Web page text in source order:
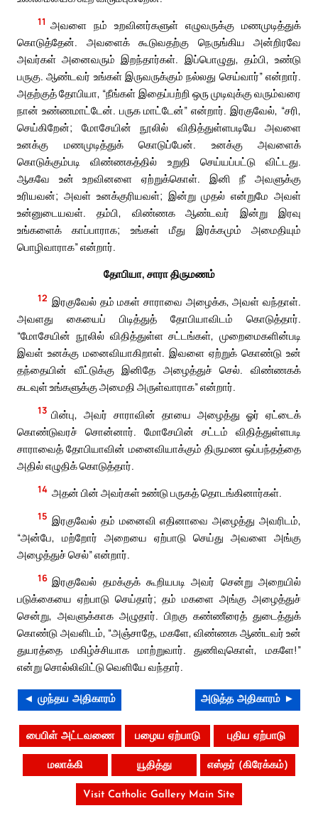
11 அவளை நம் உறவினர்களுள் எழுவருக்கு மணமுடித்துக்
கொடுத்தேன். அவளைக் கூடுவதற்கு நெருங்கிய அன்றிரவே
அவர்கள் அனைவரும் இறந்தார்கள். இப்பொழுது, தம்பி, உண்டு
பருகு. ஆண்டவர் உங்கள் இருவருக்கும் நல்லது செய்வார்” என்றார்.
அதற்குத் தோபியா, “நீங்கள் இதைப்பற்றி ஒரு முடிவுக்கு வரும்வரை
நான் உண்ணமாட்டேன். பருக மாட்டேன்” என்றார். இரகுவேல், “சரி,
செய்கிறேன்; மோசேயின் நூலில் விதித்துள்ளபடியே அவளை
உனக்கு மணமுடித்துக் கொடுப்பேன். உனக்கு அவளைக்
கொடுக்கும்படி விண்ணகத்தில் உறுதி செய்யப்பட்டு விட்டது.
ஆகவே உன் உறவினளை ஏற்றுக்கொள். இனி நீ அவளுக்கு
உரியவன்; அவள் உனக்குரியவள்; இன்று முதல் என்றுமே அவள்
உன்னுடையவள். தம்பி, விண்ணக ஆண்டவர் இன்று இரவு
உங்களைக் காப்பாராக; உங்கள் மீது இரக்கமும் அமைதியும்
பொழிவாராக” என்றார்.
தோபியா, சாரா திருமணம்
12 இரகுவேல் தம் மகள் சாராவை அழைக்க, அவள் வந்தாள்.
அவளது கையைப் பிடித்துத் தோபியாவிடம் கொடுத்தார்.
“மோசேயின் நூலில் விதித்துள்ள சட்டங்கள், முறைமைகளின்படி
இவள் உனக்கு மனைவியாகிறாள். இவளை ஏற்றுக் கொண்டு உன்
தந்தையின் வீட்டுக்கு இனிதே அழைத்துச் செல். விண்ணகக்
கடவுள் உங்களுக்கு அமைதி அருள்வாராக” என்றார்.
13 பின்பு, அவர் சாராவின் தாயை அழைத்து ஓர் ஏட்டைக்
கொண்டுவரச் சொன்னார். மோசேயின் சட்டம் விதித்துள்ளபடி
சாராவைத் தோபியாவின் மனைவியாக்கும் திருமண ஒப்பந்தத்தை
அதில் எழுதிக் கொடுத்தார்.
14 அதன் பின் அவர்கள் உண்டு பருகத் தொடங்கினார்கள்.
15 இரகுவேல் தம் மனைவி எதினாவை அழைத்து அவரிடம்,
“அன்பே, மற்றோர் அறையை ஏற்பாடு செய்து அவளை அங்கு
அழைத்துச் செல்” என்றார்.
16 இரகுவேல் தமக்குக் கூறியபடி அவர் சென்று அறையில்
படுக்கையை ஏற்பாடு செய்தார்; தம் மகளை அங்கு அழைத்துச்
சென்று, அவளுக்காக அழுதார். பிறகு கண்ணீரைத் துடைத்துக்
கொண்டு அவளிடம், “அஞ்சாதே, மகளே, விண்ணக ஆண்டவர் உன்
துயரத்தை மகிழ்ச்சியாக மாற்றுவார். துணிவுகொள், மகளே!”
என்று சொல்லிவிட்டு வெளியே வந்தார்.
◄ முந்தய அதிகாரம் அடுத்த அதிகாரம் ►
பைபிள் அட்டவணை பழைய ஏற்பாடு புதிய ஏற்பாடு
மலாக்கி யூதித்து எஸ்தர் (கிரேக்கம்)
Visit Catholic Gallery Main Site